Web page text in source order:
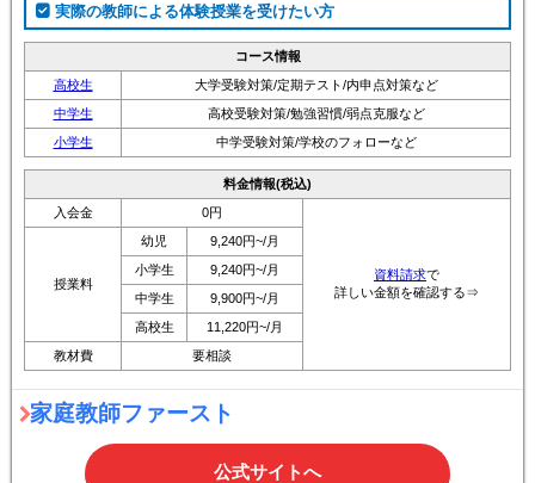
実際の教師による体験授業を受けたい方
コース情報
高校生
大学受験対策/定期テスト/内申点対策など
中学生
高校受験対策/勉強習慣/弱点克服など
小学生
中学受験対策/学校のフォローなど
料金情報(税込)
入会金
0円
資料請求で
詳しい金額を確認する⇒
授業料
幼児
9,240円~/月
小学生
9,240円~/月
中学生
9,900円~/月
高校生
11,220円~/月
教材費
要相談
家庭教師ファースト
公式サイトへ